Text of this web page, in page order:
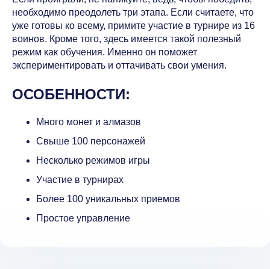
необходимо преодолеть три этапа. Если считаете, что
уже готовы ко всему, примите участие в турнире из 16
воинов. Кроме того, здесь имеется такой полезный
режим как обучения. Именно он поможет
экспериментировать и оттачивать свои умения.
ОСОБЕННОСТИ:
Много монет и алмазов
Свыше 100 персонажей
Несколько режимов игры
Участие в турнирах
Более 100 уникальных приемов
Простое управление